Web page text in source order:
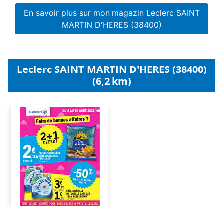
En savoir plus sur mon magazin Leclerc SAINT
MARTIN D'HERES (38400)
Leclerc SAINT MARTIN D'HERES (38400)
(6,2 km)